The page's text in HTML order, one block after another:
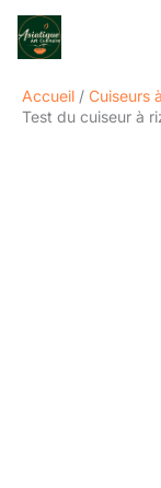
Aller
Accueil
Cuiseurs
Test du cuiseur à
Rechercher